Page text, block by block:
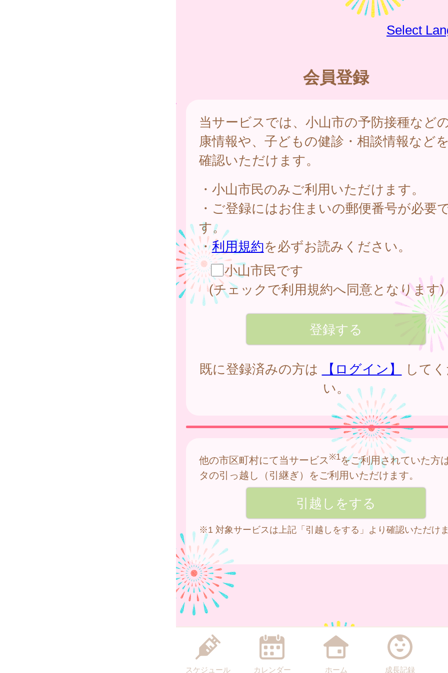
Select
会員登録
当サービスでは、小山市の予防接種など
康情報や、子どもの健診・相談情報など
確認いただけます。
・小山市民のみご利用いただけます。
・ご登録にはお住まいの郵便番号が必要
す。
・利用規約を必ずお読みください。
小山市民です
(チェックで利用規約へ同意となります)
既に登録済みの方は 【ログイン】
して
い。
他の市区町村にて当サービス ※1をご利用されていた方
タの引っ越し（引継ぎ）をご利用いただけます。
※1 対象サービスは上記「引越しをする」より確認いただけ
スケジュール カレンダー ホーム 成長記録